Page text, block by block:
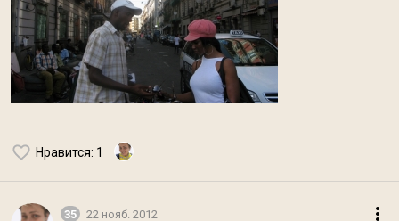
Нравится: 1
35 22 нояб. 2012